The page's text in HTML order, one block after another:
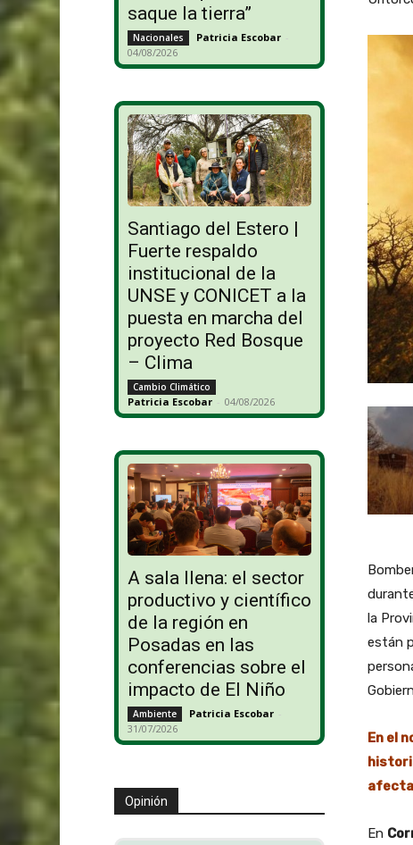
saque la tierra”
Nacionales Patricia Escobar -
04/08/2026
Santiago del Estero |
Fuerte respaldo
institucional de la
UNSE y CONICET a la
puesta en marcha del
proyecto Red Bosque
– Clima
Cambio Climático
Patricia Escobar - 04/08/2026
A sala llena: el sector
productivo y científico
de la región en
Posadas en las
conferencias sobre el
impacto de El Niño
Ambiente Patricia Escobar -
31/07/2026
Opinión
la
están
En el
En